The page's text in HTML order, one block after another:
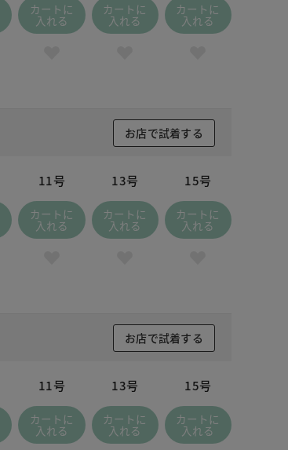
カートに
入れる
カートに
入れる
カートに
入れる
お店で試着する
11号
カートに
入れる
13号
カートに
入れる
15号
カートに
入れる
お店で試着する
11号
カートに
入れる
13号
カートに
入れる
15号
カートに
入れる